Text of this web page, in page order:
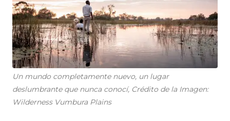
Un mundo completamente nuevo, un lugar
deslumbrante que nunca conocí, Crédito de la Imagen:
Wilderness Vumbura Plains